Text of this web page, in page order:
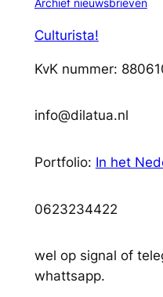
Archief nieuwsbrieven
Culturista!
KvK nummer:
info@dilatua.nl
Portfolio: In het
0623234422
wel op signal of
whattsapp.